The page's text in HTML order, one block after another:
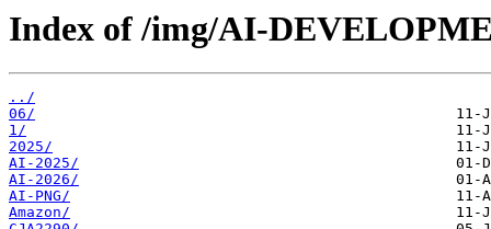
Index of /img/AI-
../
06/
1/
2025/
AI-2025/
AI-2026/
AI-PNG/
Amazon/